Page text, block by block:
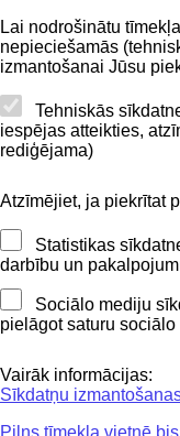
Lai nodrošinātu
nepieciešamās
izmantošanai Jūsu
Tehniskās
iespējas atteikties,
rediģējama)
Atzīmējiet, ja piekrītat
Statistikas
darbību un
Sociālo mediju
pielāgot saturu
Vairāk informācijas:
Sīkdatņu
Pilns tīmekļa vietnē